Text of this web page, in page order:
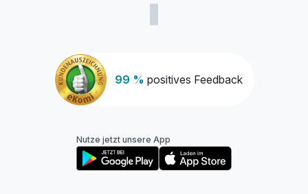
99 % positives Feedback
Nutze jetzt unsere App